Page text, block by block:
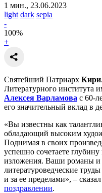
1 мин., 23.06.2023
light dark sepia
-
100%
+
Святейший Патриарх
Литературного института
Алексея Варламова с 60-
его значительный вклад в
«Вы известны как
обладающий высоким
Поднимая в своих
успешно сочетаете
изложения. Ваши романы и
литературоведческие
и за ее пределами», –
поздравлении.